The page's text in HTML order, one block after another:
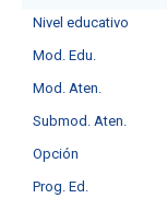
Nivel educativo
Mod. Edu.
Mod. Aten.
Submod. Aten.
Opción
Prog. Ed.